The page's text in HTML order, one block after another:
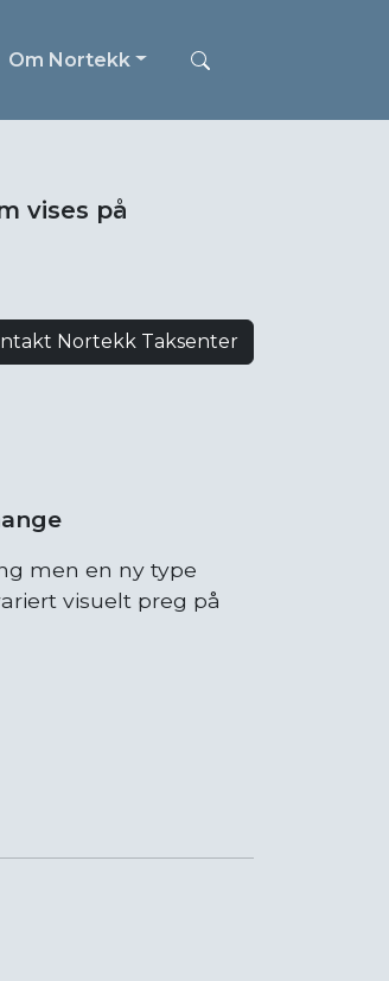
Om Nortekk
vises på
Nortekk Taksenter
men en ny type
visuelt preg på